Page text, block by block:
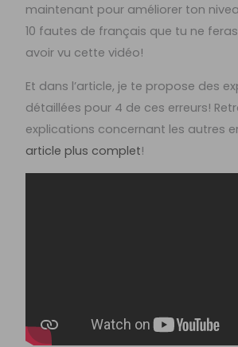
maintenant pour améliorer ton
10 fautes de français que tu ne
avoir vu cette vidéo!
Et dans l’article, je te propose des
détaillées pour 4 de ces erreurs!
explications concernant les autres
article plus complet!